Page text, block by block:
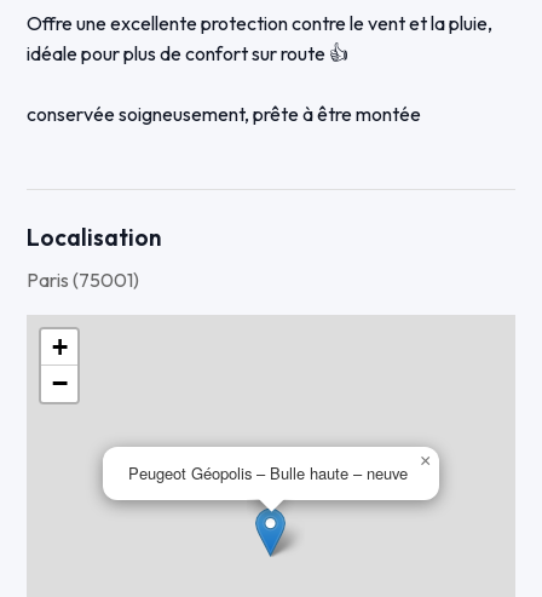
Offre une excellente protection contre le vent et la pluie,
idéale pour plus de confort sur route 👍
conservée soigneusement, prête à être montée
Localisation
Paris (75001)
Peugeot Géopolis – Bulle haute – neuve
×
+
−